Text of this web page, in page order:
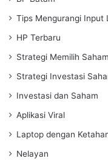
Tips Mengurangi Input
HP Terbaru
Strategi Memilih Saham
Strategi Investasi
Investasi dan Saham
Aplikasi Viral
Laptop dengan
Nelayan